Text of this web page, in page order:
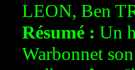
LEON, Ben
Résumé : Un
Warbonnet